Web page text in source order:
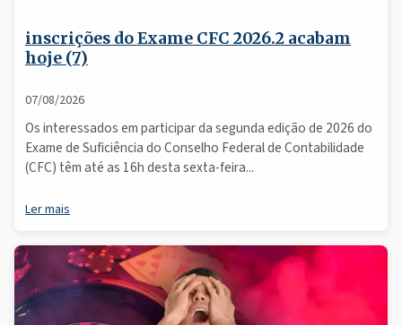
inscrições do Exame CFC 2026.2 acabam
hoje (7)
07/08/2026
Os interessados em participar da segunda edição de 2026 do
Exame de Suficiência do Conselho Federal de Contabilidade
(CFC) têm até as 16h desta sexta-feira...
Ler mais